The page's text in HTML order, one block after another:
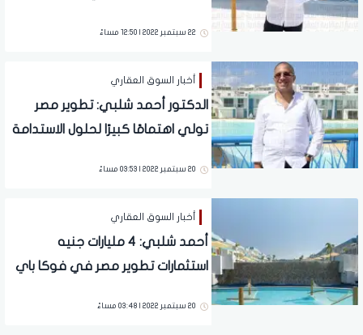
22 سبتمبر 2022 | 12:50 مساءً
أخبار السوق العقاري
الدكتور أحمد شلبي: تطوير مصر
تولي اهتمامًا كبيرًا لحلول الاستدامة
20 سبتمبر 2022 | 03:53 مساءً
أخبار السوق العقاري
أحمد شلبي: 4 مليارات جنيه
استثمارات تطوير مصر في فوكا باي
20 سبتمبر 2022 | 03:48 مساءً